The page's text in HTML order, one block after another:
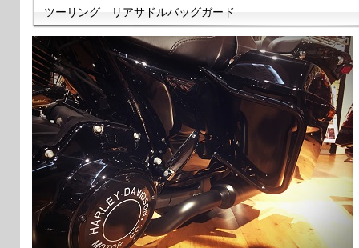
ツーリング リアサドルバッグガード